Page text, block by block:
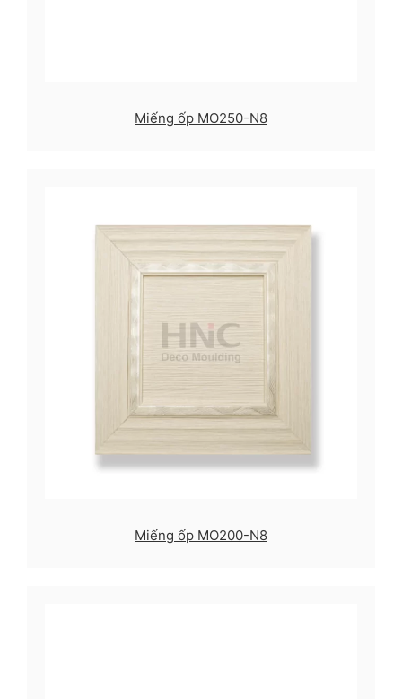
Miếng ốp MO250-N8
Miếng ốp MO200-N8